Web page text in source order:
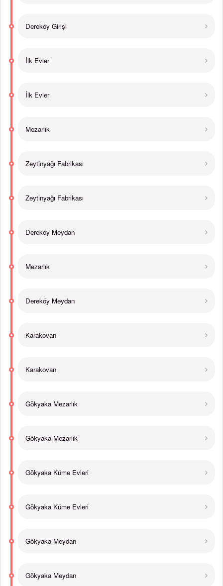
Dereköy Girişi
İlk Evler
İlk Evler
Mezarlık
Zeytinyağı Fabrikası
Zeytinyağı Fabrikası
Dereköy Meydan
Mezarlık
Dereköy Meydan
Karakovan
Karakovan
Gökyaka Mezarlık
Gökyaka Mezarlık
Gökyaka Küme Evleri
Gökyaka Küme Evleri
Gökyaka Meydan
Gökyaka Meydan